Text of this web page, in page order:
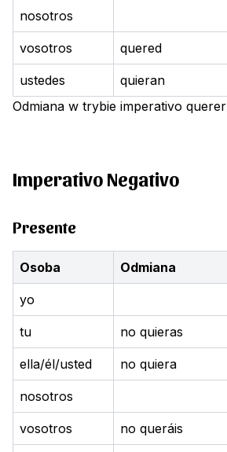
nosotros
vosotros quered
ustedes
quieran
Odmiana w trybie imperativo querer
Imperativo Negativo
Presente
Osoba Odmiana
yo
tu no quieras
ella/él/usted no quiera
nosotros
vosotros no queráis